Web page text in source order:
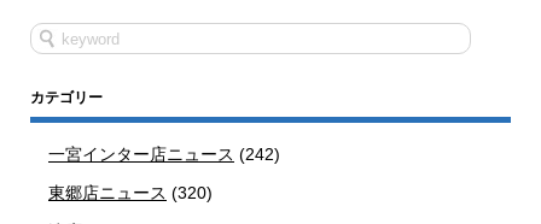
カテゴリー
一宮インター店ニュース (242)
東郷店ニュース (320)